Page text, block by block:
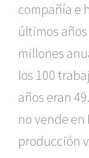
compañía e
últimos
millones
los 100
años eran
no vende en
producción